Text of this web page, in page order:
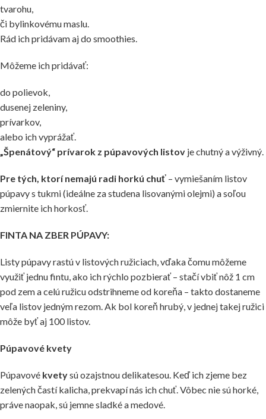
tvarohu,
či bylinkovému maslu.
Rád ich pridávam aj do smoothies.
Môžeme ich pridávať:
do polievok,
dusenej zeleniny,
prívarkov,
alebo ich vyprážať.
„Špenátový“ prívarok z púpavových listov je chutný a výživný.
Pre tých, ktorí nemajú radi horkú chuť – vymiešaním listov
púpavy s tukmi (ideálne za studena lisovanými olejmi) a soľou
zmiernite ich horkosť.
FINTA NA ZBER PÚPAVY:
Listy púpavy rastú v listových ružiciach, vďaka čomu môžeme
využiť jednu fintu, ako ich rýchlo pozbierať – stačí vbiť nôž 1 cm
pod zem a celú ružicu odstrihneme od koreňa – takto dostaneme
veľa listov jedným rezom. Ak bol koreň hrubý, v jednej takej ružici
môže byť aj 100 listov.
Púpavové kvety
Púpavové kvetysú ozajstnou delikatesou. Keď ich zjeme bez
zelených častí kalicha, prekvapí nás ich chuť. Vôbec nie sú horké,
práve naopak, sú jemne sladké a medové.